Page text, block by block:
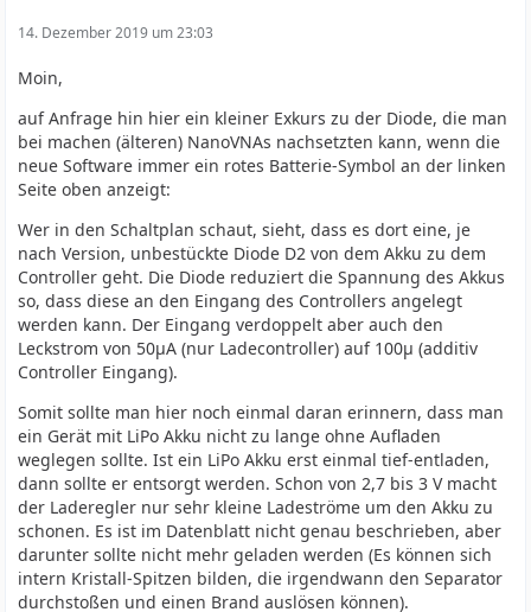
14. Dezember 2019 um 23:03
Moin,
auf Anfrage hin hier ein kleiner Exkurs zu der Diode, die man
bei machen (älteren) NanoVNAs nachsetzten kann, wenn die
neue Software immer ein rotes Batterie-Symbol an der linken
Seite oben anzeigt:
Wer in den Schaltplan schaut, sieht, dass es dort eine, je
nach Version, unbestückte Diode D2 von dem Akku zu dem
Controller geht. Die Diode reduziert die Spannung des Akkus
so, dass diese an den Eingang des Controllers angelegt
werden kann. Der Eingang verdoppelt aber auch den
Leckstrom von 50µA (nur Ladecontroller) auf 100µ (additiv
Controller Eingang).
Somit sollte man hier noch einmal daran erinnern, dass man
ein Gerät mit LiPo Akku nicht zu lange ohne Aufladen
weglegen sollte. Ist ein LiPo Akku erst einmal tief-entladen,
dann sollte er entsorgt werden. Schon von 2,7 bis 3 V macht
der Laderegler nur sehr kleine Ladeströme um den Akku zu
schonen. Es ist im Datenblatt nicht genau beschrieben, aber
darunter sollte nicht mehr geladen werden (Es können sich
intern Kristall-Spitzen bilden, die irgendwann den Separator
durchstoßen und einen Brand auslösen können).